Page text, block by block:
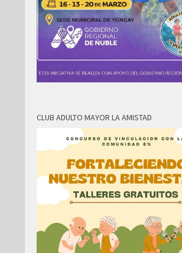
CLUB ADULTO MAYOR LA AMISTAD